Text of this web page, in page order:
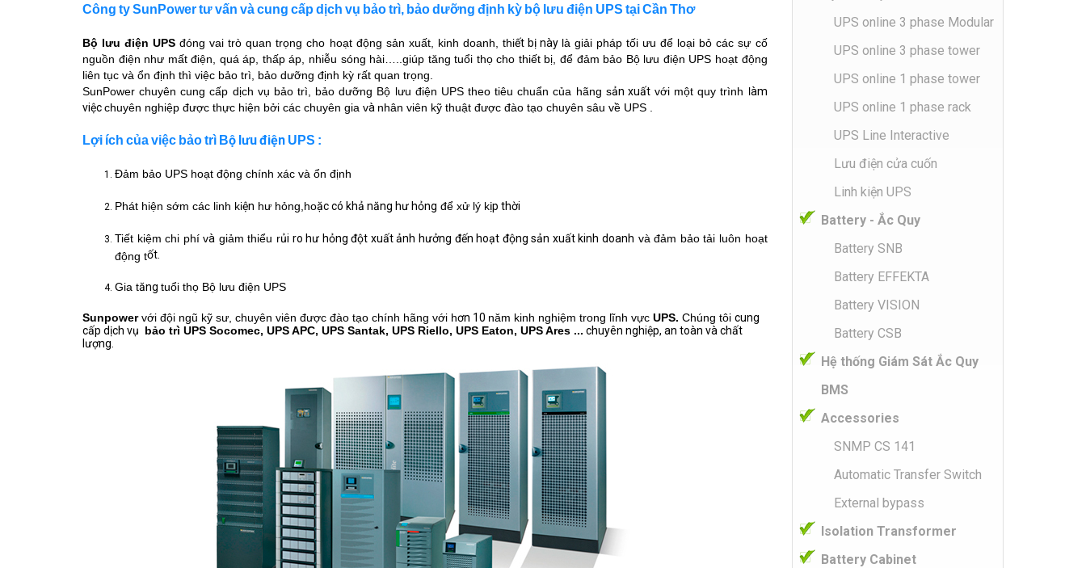
Công ty SunPower tư vấn và cung cấp dịch vụ bảo trì, bảo dưỡng định kỳ bộ lưu điện UPS tại Cần Thơ
Bộ lưu điện UPS đóng vai trò quan trọng cho hoạt động sản xuất, kinh doanh, thiết bị này là giải pháp tối ưu để loại bỏ các sự cố
nguồn điện như mất điện, quá áp, thấp áp, nhiễu sóng hài…..giúp tăng tuổi thọ cho thiết bị,để đảm bảo Bộ lưu điện UPS hoạt động
liên tục và ổn định thì việc bảo trì, bảo dưỡng định kỳ rất quan trọng.
SunPower chuyên cung cấp dịch vụ bảo trì, bảo dưỡng Bộ lưu điện UPS theo tiêu chuẩn của hãng sản xuấtvới một quy trình làm
việcchuyên nghiệp được thực hiện bởi các chuyên gia và nhân viên kỹ thuật được đào tạo chuyên sâu về UPS .
Lợi ích của việc bảo trì Bộ lưu điện U PS :
Đảm bảo UPS hoạt động chính xác và ổn định​
Phát hiện sớm các linh kiện hư hỏng,hoặc có khả năng hư hỏng để xử lý kịp thời
Tiết kiệm chi phí và giảm thiểu rủi ro hư hỏng đột xuất ảnh hưởng đến hoạt động sản xuất kinh doanh và đảm bảo tải luôn hoạt
động tốt.
Gia tăng tuổi thọ Bộ lưu điện UPS
Sunpowervới đội ngũ kỹ sư, chuyên viên được đào tạo chính hãng với hơn 10 năm kinh nghiệm trong lĩnh vực UPS. Chúng tôi cung
cấp dịch vụ bảo trì UPS Socomec, UPS APC, UPS Santak, UPS Riello, UPS Eaton, UPS Ares ... chuyên nghiệp, an toàn và chất
lượng.
UPS online 3 phase Modular
UPS online 3 phase tower
UPS online 1 phase tower
UPS online 1 phase rack
UPS Line Interactive
Lưu điện cửa cuốn
Linh kiện UPS
Battery - Ắc Quy
Battery SNB
Battery EFFEKTA
Battery VISION
Battery CSB
Hệ thống Giám Sát Ắc Quy
BMS
Accessories
SNMP CS 141
Automatic Transfer Switch
External bypass
Isolation Transformer
Battery Cabinet